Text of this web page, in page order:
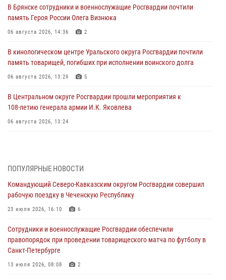
В Брянске сотрудники и военнослужащие Росгвардии почтили
память Героя России Олега Визнюка
06 августа 2026, 14:36 2
В кинологическом центре Уральского округа Росгвардии почтили
память товарищей, погибших при исполнении воинского долга
06 августа 2026, 13:29 5
В Центральном округе Росгвардии прошли мероприятия к
108‑летию генерала армии И.К. Яковлева
06 августа 2026, 13:24
06 августа 2026, 12:35 1
Росгвардейцы провели выставку вооружения для участников сбора
«Гвардеец» в Пензе (видео)
06 августа 2026, 12:00
В Курске росгвардейцы приняли участие в митинге, посвященном
второй годовщине вторжения ВСУ на территорию области
06 августа 2026, 11:56
ПОПУЛЯРНЫЕ НОВОСТИ
Командующий Северо-Кавказским округом Росгвардии совершил
рабочую поездку в Чеченскую Республику
23 июля 2026, 16:10 6
Сотрудники и военнослужащие Росгвардии обеспечили
правопорядок при проведении товарищеского матча по футболу в
Санкт-Петербурге
13 июля 2026, 08:08 2